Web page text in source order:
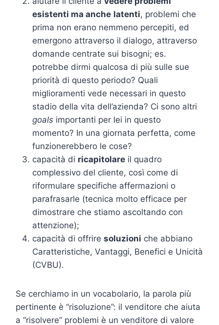
esistenti ma anche latenti, problemi che
prima non erano nemmeno percepiti, ed
emergono attraverso il dialogo, attraverso
domande centrate sui bisogni; es.
potrebbe dirmi qualcosa di più sulle sue
priorità di questo periodo? Quali
miglioramenti vede necessari in questo
stadio della vita dell’azienda? Ci sono altri
goals importanti per lei in questo
momento? In una giornata perfetta, come
funzionerebbero le cose?
capacità di ricapitolare il quadro
complessivo del cliente, così come di
riformulare specifiche affermazioni o
parafrasarle (tecnica molto efficace per
dimostrare che stiamo ascoltando con
attenzione);
capacità di offrire soluzioni che abbiano
Caratteristiche, Vantaggi, Benefici e Unicità
(CVBU).
Se cerchiamo in un vocabolario, la parola più
pertinente è “risoluzione”: il venditore che aiuta
a “risolvere” problemi è un venditore di valore